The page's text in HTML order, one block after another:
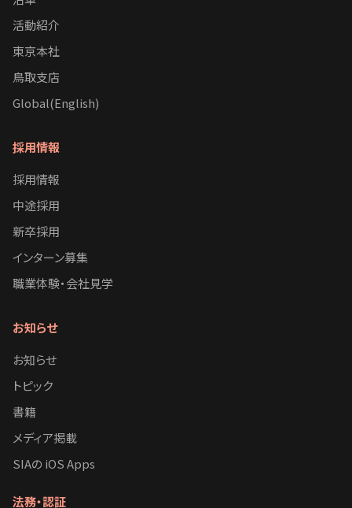
活動紹介
東京本社
鳥取支店
Global(English)
採用情報
採用情報
中途採用
新卒採用
インターン募集
職業体験・会社見学
お知らせ
お知らせ
トピック
書籍
メディア掲載
SIAの iOS Apps
法務・認証